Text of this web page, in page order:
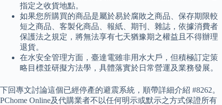
指定之收貨地點。
如果您所購買的商品是屬於易於腐敗之商品、保存期限較
短之商品、客製化商品、報紙、期刊、雜誌，依據消費者
保護法之規定，將無法享有七天猶豫期之權益且不得辦理
退貨。
在水安全管理方面，臺達電雖非用水大戶，但積極訂定策
略目標並研擬方法學，具體落實於日常營運及業務發展。
下回專文討論這個已經停產的避震系統，順帶詳細介紹 #8262。
PChome Online及代購業者不以任何明示或默示之方式保證所有